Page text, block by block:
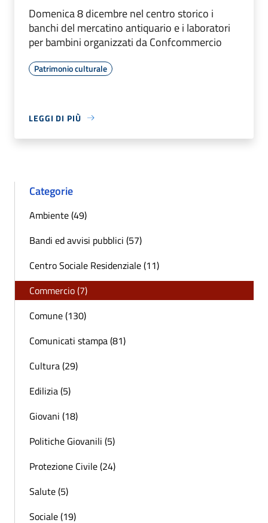
Domenica 8 dicembre nel centro storico i
banchi del mercatino antiquario e i laboratori
per bambini organizzati da Confcommercio
Patrimonio culturale
LEGGI DI PIÙ
Categorie
Ambiente (49)
Bandi ed avvisi pubblici (57)
Centro Sociale Residenziale (11)
Commercio (7)
Comune (130)
Comunicati stampa (81)
Cultura (29)
Edilizia (5)
Giovani (18)
Politiche Giovanili (5)
Protezione Civile (24)
Salute (5)
Sociale (19)